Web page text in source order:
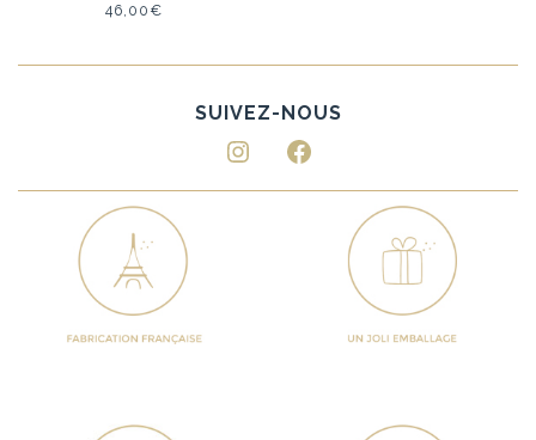
46,00 €
Instagram Facebook